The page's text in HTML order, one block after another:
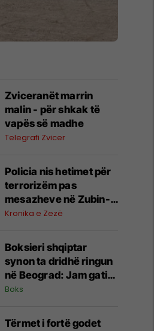
Zviceranët marrin
malin - për shkak të
vapës së madhe
Telegrafi Zvicer
Policia nis hetimet për
terrorizëm pas
mesazheve në Zubin-
Potok
Kronika e Zezë
Boksieri shqiptar
synon ta dridhë ringun
në Beograd: Jam gati,
Zoti e bekoftë
Boks
Tërmet i fortë godet